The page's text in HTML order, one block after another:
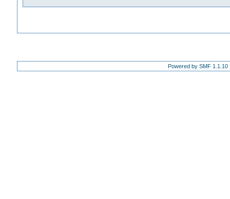
Powered by SMF 1.1.10